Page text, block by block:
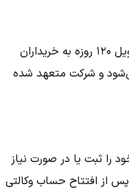
بر اساس بخشنامه فروش سایپا، خودروی وارداتی چانگان CS۵۵ پلاس با موعد تحویل ۱۲۰ روزه به خریداران
و شرکت متعهد شده
را ثبت یا در صورت نیاز
از افتتاح حساب وکالتی